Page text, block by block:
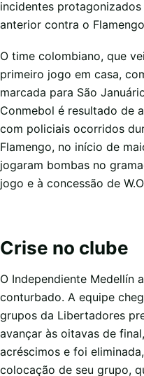
incidentes
anterior contra o
O time colombiano, que
primeiro jogo em casa,
marcada para São
Conmebol é resultado de
com policiais ocorridos
Flamengo, no início de
jogaram bombas no
jogo e à concessão de
Crise no clube
O Independiente Medellín
conturbado. A equipe
grupos da Libertadores
avançar às oitavas de
acréscimos e foi
colocação de seu grupo,